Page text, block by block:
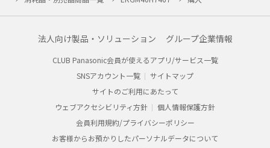
法人向け製品・ソリューション グループ企業情報
CLUB Panasonic会員が使えるアプリ/サービス一覧
SNSアカウント一覧
サイトマップ
サイトのご利用にあたって
ウェブアクセシビリティ方針
個人情報保護方針
会員利用規約/プライバシーポリシー
お客様からお預かりしたパーソナルデータについて